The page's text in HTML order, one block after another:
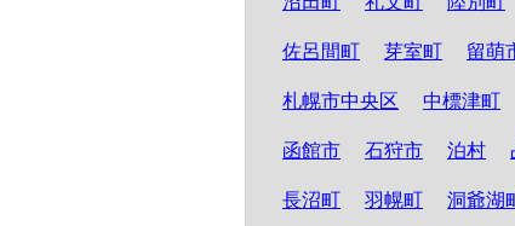
佐呂間町 芽室町 留萌
札幌市中央区 中標津町
函館市 石狩市 泊村
長沼町 羽幌町 洞爺湖